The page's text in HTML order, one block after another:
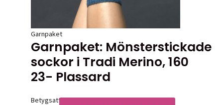
Garnpaket
Garnpaket: Mönsterstickade
sockor i Tradi Merino, 160
23- Plassard
Betygsatt0av 5